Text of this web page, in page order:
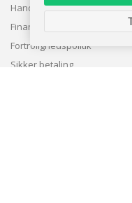
Handelsbetingelser
Finansering
Fortrolighedspolitik
Sikker betaling